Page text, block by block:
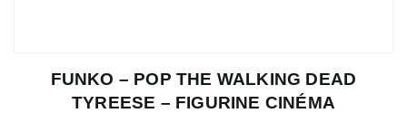
FUNKO – POP THE WALKING DEAD
TYREESE – FIGURINE CINÉMA